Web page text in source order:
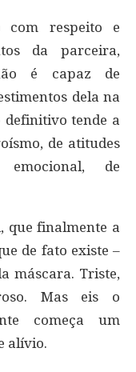
com respeito e
da parceira,
é capaz de
dela na
definitivo tende a
de atitudes
emocional, de
que finalmente a
de fato existe –
máscara. Triste,
Mas eis o
começa um
alívio.